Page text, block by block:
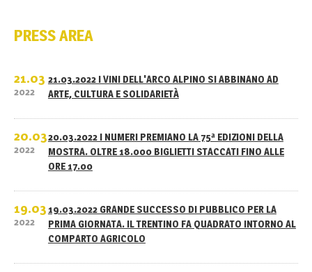
PRESS AREA
21.03
2022
21.03.2022 I VINI DELL'ARCO ALPINO SI ABBINANO AD
ARTE, CULTURA E SOLIDARIETÀ
20.03
2022
20.03.2022 I NUMERI PREMIANO LA 75ª EDIZIONI DELLA
MOSTRA. OLTRE 18.000 BIGLIETTI STACCATI FINO ALLE
ORE 17.00
19.03
2022
19.03.2022 GRANDE SUCCESSO DI PUBBLICO PER LA
PRIMA GIORNATA. IL TRENTINO FA QUADRATO INTORNO AL
COMPARTO AGRICOLO